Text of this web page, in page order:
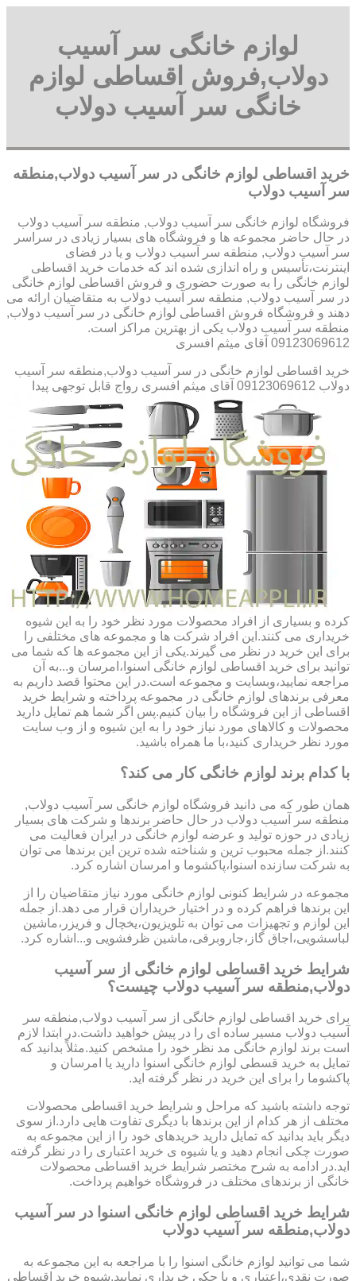
لوازم خانگی سر آسیب
دولاب,فروش اقساطی لوازم
خانگی سر آسیب دولاب
خرید اقساطی لوازم خانگی در سر آسیب دولاب,منطقه
سر آسیب دولاب
فروشگاه لوازم خانگی سر آسیب دولاب, منطقه سر آسیب دولاب
در حال حاضر مجموعه ها و فروشگاه های بسیار زیادی در سراسر
سر آسیب دولاب, منطقه سر آسیب دولاب و یا در فضای
اینترنت،تأسیس و راه اندازی شده اند که خدمات خرید اقساطی
لوازم خانگی را به صورت حضوری و فروش اقساطی لوازم خانگی
در سر آسیب دولاب, منطقه سر آسیب دولاب به متقاضیان ارائه می
دهند و فروشگاه فروش اقساطی لوازم خانگی در سر آسیب دولاب,
منطقه سر آسیب دولاب یکی از بهترین مراکز است.
09123069612 آقای میثم افسری
خرید اقساطی لوازم خانگی در سر آسیب دولاب,منطقه سر آسیب
دولاب 09123069612 آقای میثم افسری
رواج قابل توجهی پیدا
کرده و بسیاری از افراد محصولات مورد نظر خود را به این شیوه
خریداری می کنند.این افراد شرکت ها و مجموعه های مختلفی را
برای این خرید در نظر می گیرند.یکی از این مجموعه ها که شما می
توانید برای خرید اقساطی لوازم خانگی اسنوا،امرسان و...به آن
مراجعه نمایید،وبسایت و مجموعه است.در این محتوا قصد داریم به
معرفی برندهای لوازم خانگی در مجموعه پرداخته و شرایط خرید
اقساطی از این فروشگاه را بیان کنیم.پس اگر شما هم تمایل دارید
محصولات و کالاهای مورد نیاز خود را به این شیوه و از وب سایت
مورد نظر خریداری کنید،با ما همراه باشید.
با کدام برند لوازم خانگی کار می کند؟
همان طور که می دانید فروشگاه لوازم خانگی سر آسیب دولاب,
منطقه سر آسیب دولاب در حال حاضر برندها و شرکت های بسیار
زیادی در حوزه تولید و عرضه لوازم خانگی در ایران فعالیت می
کنند.از جمله محبوب ترین و شناخته شده ترین این برندها می توان
به شرکت سازنده اسنوا،پاکشوما و امرسان اشاره کرد.
مجموعه در شرایط کنونی لوازم خانگی مورد نیاز متقاضیان را از
این برندها فراهم کرده و در اختیار خریداران قرار می دهد.از جمله
این لوازم و تجهیزات می توان به تلویزیون،یخچال و فریزر،ماشین
لباسشویی،اجاق گاز،جاروبرقی،ماشین ظرفشویی و...اشاره کرد.
شرایط خرید اقساطی لوازم خانگی از سر آسیب
دولاب,منطقه سر آسیب دولاب چیست؟
برای خرید اقساطی لوازم خانگی از سر آسیب دولاب,منطقه سر
آسیب دولاب مسیر ساده ای را در پیش خواهید داشت.در ابتدا لازم
است برند لوازم خانگی مد نظر خود را مشخص کنید.مثلاً بدانید که
تمایل به خرید قسطی لوازم خانگی اسنوا دارید یا امرسان و
پاکشوما را برای این خرید در نظر گرفته اید.
توجه داشته باشید که مراحل و شرایط خرید اقساطی محصولات
مختلف از هر کدام از این برندها با دیگری تفاوت هایی دارد.از سوی
دیگر باید بدانید که تمایل دارید خریدهای خود را از این مجموعه به
صورت چکی انجام دهید و یا شیوه ی خرید اعتباری را در نظر گرفته
اید.در ادامه به شرح مختصر شرایط خرید اقساطی محصولات
خانگی از برندهای مختلف در فروشگاه خواهیم پرداخت.
شرایط خرید اقساطی لوازم خانگی اسنوا در سر آسیب
دولاب,منطقه سر آسیب دولاب
شما می توانید لوازم خانگی اسنوا را با مراجعه به این مجموعه به
صورت نقدی،اعتباری و یا چکی خریداری نمایید.شیوه خرید اقساطی